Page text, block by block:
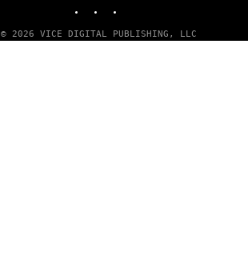
© 2026 VICE DIGITAL PUBLISHING, LLC